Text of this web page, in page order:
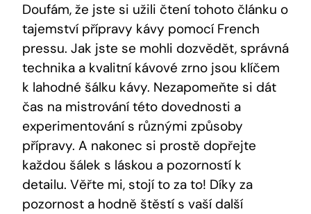
Doufám, že jste si užili čtení tohoto článku o
tajemství přípravy kávy pomocí French
pressu. Jak jste se mohli dozvědět, správná
technika a kvalitní kávové zrno jsou klíčem
k lahodné šálku kávy. Nezapomeňte si dát
čas na mistrování této dovednosti a
experimentování s různými způsoby
přípravy. A nakonec si prostě dopřejte
každou šálek s láskou a pozorností k
detailu. Věřte mi, stojí to za to! Díky za
pozornost a hodně štěstí s vaší další